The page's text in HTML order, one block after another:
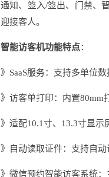
通知、签入/签出、门禁、
迎接客人。
智能访客机功能特点：
》SaaS服务：支持多单位
》访客单打印：内置80mm
》适配10.1寸、13.3寸显示
》自动读取证件：支持自
》微信预约智能访客系统